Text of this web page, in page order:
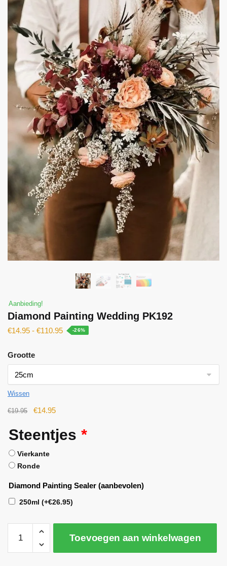
Aanbieding!
Diamond Painting Wedding PK192
€14.95 - €110.95 -26%
Grootte
Wissen
€19.95 €14.95
Steentjes *
Vierkante
Ronde
Diamond Painting Sealer (aanbevolen)
250ml (+€26.95)
Toevoegen aan winkelwagen